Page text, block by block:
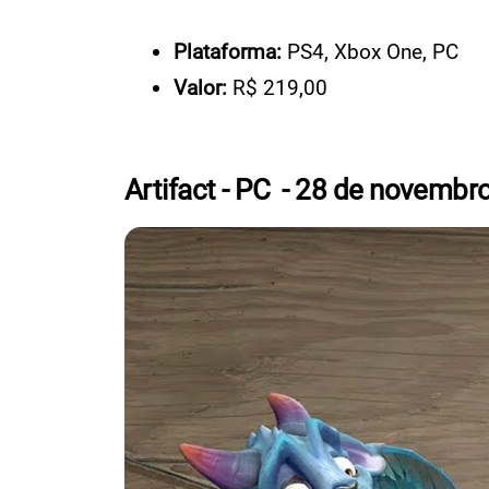
Plataforma: PS4, Xbox One, PC
Valor: R$ 219,00
Artifact - PC - 28 de